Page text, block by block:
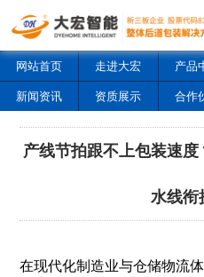
网站首页 走进大宏 产品
新闻资讯 资质展示 合作
产线节拍跟不上包装速
水线衔
在现代化制造业与仓储物流